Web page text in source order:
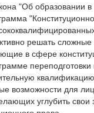
(АХО)
"Об образовании в
решать сложные
в сфере
переподготовки
возможности для
углубить свои